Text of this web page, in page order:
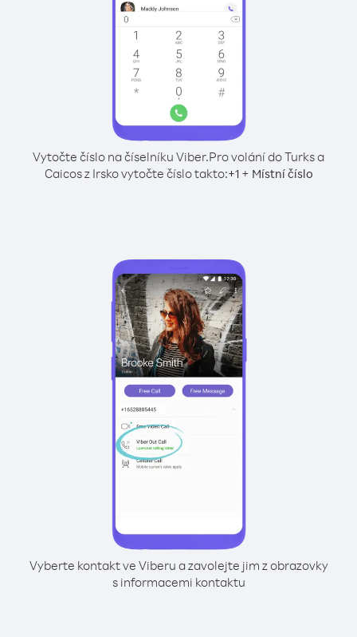
Vytočte číslo na číselníku Viber.Pro volání do Turks a
Caicos z Irsko vytočte číslo takto:+1+ Místní číslo
Vyberte kontakt ve Viberu a zavolejte jim z obrazovky
s informacemi kontaktu